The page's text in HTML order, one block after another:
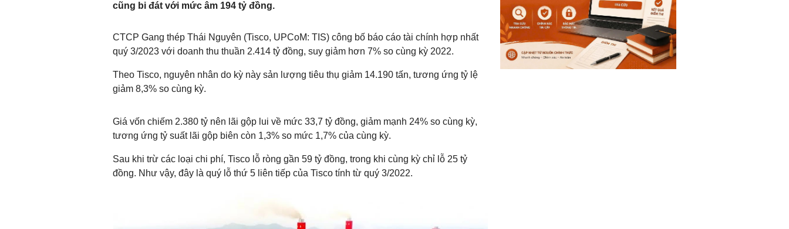
cũng bi đát với mức âm 194 tỷ đồng.
CTCP Gang thép Thái Nguyên (Tisco, UPCoM: TIS) công bố báo cáo tài chính hợp nhất
quý 3/2023 với doanh thu thuần 2.414 tỷ đồng, suy giảm hơn 7% so cùng kỳ 2022.
Theo Tisco, nguyên nhân do kỳ này sản lượng tiêu thụ giảm 14.190 tấn, tương ứng tỷ lệ
giảm 8,3% so cùng kỳ.
Giá vốn chiếm 2.380 tỷ nên lãi gộp lui về mức 33,7 tỷ đồng, giảm mạnh 24% so cùng kỳ,
tương ứng tỷ suất lãi gộp biên còn 1,3% so mức 1,7% của cùng kỳ.
Sau khi trừ các loại chi phí, Tisco lỗ ròng gần 59 tỷ đồng, trong khi cùng kỳ chỉ lỗ 25 tỷ
đồng. Như vậy, đây là quý lỗ thứ 5 liên tiếp của Tisco tính từ quý 3/2022.